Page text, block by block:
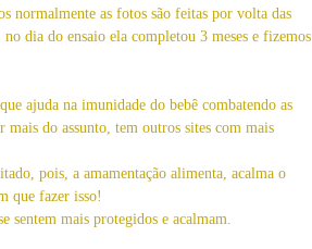
normalmente as fotos são feitas por volta das
dia do ensaio ela completou 3 meses e fizemos
ajuda na imunidade do bebê combatendo as
do assunto, tem outros sites com mais
pois, a amamentação alimenta, acalma o
que fazer isso!
sentem mais protegidos e acalmam.